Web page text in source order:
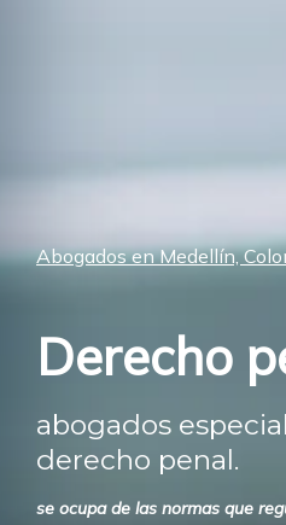
Abogados en Medellín,
Derecho
abogados
derecho penal.
se ocupa de las normas que